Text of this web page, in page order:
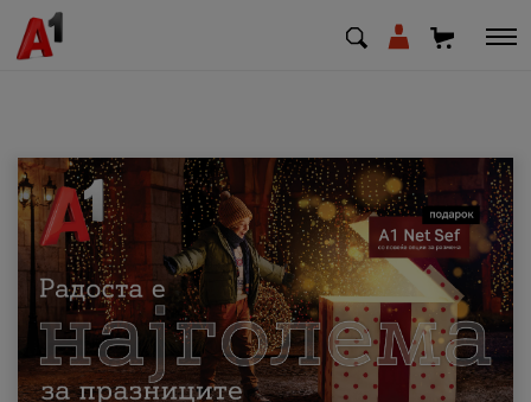
МК EN SQ
Приватни Деловни